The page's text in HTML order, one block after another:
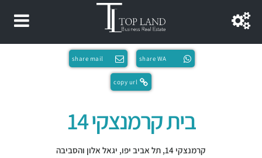
share WA
share mail
copy url
בית קרמנצקי 14
קרמנצקי 14, תל אביב יפו, יגאל אלון והסביבה